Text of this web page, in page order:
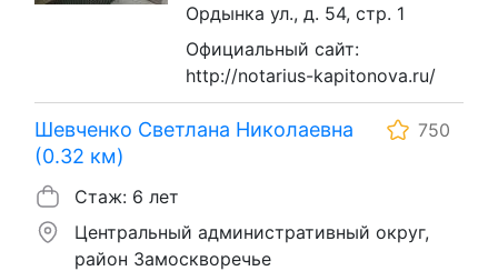
Ордынка ул., д. 54, стр. 1
Официальный сайт:
http://notarius-kapitonova.ru/
Шевченко Светлана Николаевна
(0.32 км)
750
Стаж: 6 лет
Центральный административный округ,
район Замоскворечье